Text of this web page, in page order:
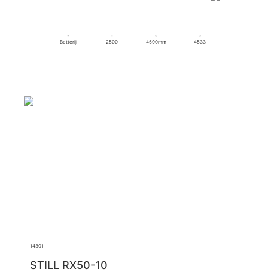
Batterij 2500 4590mm 4533
14301
STILL RX50-10